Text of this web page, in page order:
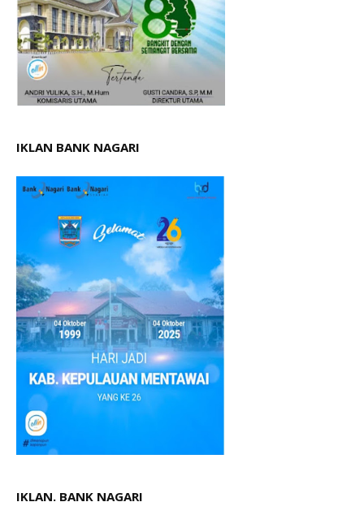
IKLAN BANK NAGARI
IKLAN. BANK NAGARI